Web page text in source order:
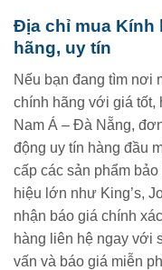
Địa chỉ mua Kính
hãng, uy tín
Nếu bạn đang tìm nơi
chính hãng với giá tốt,
Nam Á – Đà Nẵng,
động uy tín hàng đầu
cấp các sản phẩm
hiệu lớn như King’s,
nhận báo giá chính
hàng liên hệ ngay với
vấn và báo giá miễn